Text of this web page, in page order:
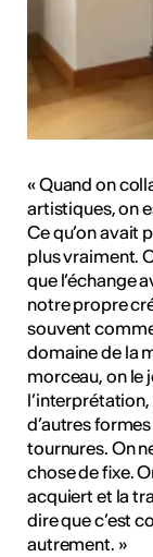
« Quand on
artistiques, on
Ce qu’on avait
plus vraiment.
que l’échange
notre propre
souvent
domaine de la
morceau, on le
d’autres
tournures. On
chose de fixe.
acquiert et la
dire que c’est
autrement. »